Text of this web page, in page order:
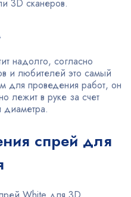
3D сканеров.
надолго, согласно
и любителей это самый
для проведения работ, он
лежит в руке за счет
диаметра.
спрей для